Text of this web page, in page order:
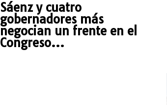
Sáenz y cuatro
gobernadores más
negocian un frente en el
Congreso...